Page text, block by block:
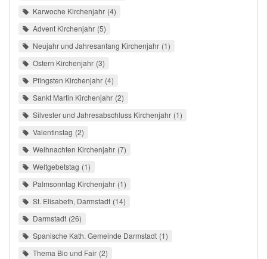
Karwoche Kirchenjahr 4
Advent Kirchenjahr 5
Neujahr und Jahresanfang Kirchenjahr 1
Ostern Kirchenjahr 3
Pfingsten Kirchenjahr 4
Sankt Martin Kirchenjahr 2
Silvester und Jahresabschluss Kirchenjahr 1
Valentinstag 2
Weihnachten Kirchenjahr 7
Weltgebetstag 1
Palmsonntag Kirchenjahr 1
St. Elisabeth, Darmstadt 14
Darmstadt 26
Spanische Kath. Gemeinde Darmstadt 1
Thema Bio und Fair 2